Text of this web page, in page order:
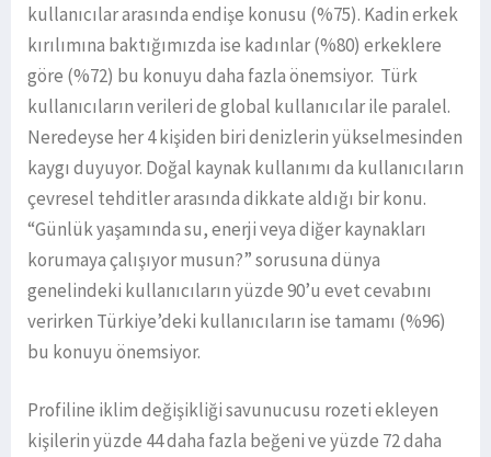
kullanıcılar arasında endişe konusu (%75). Kadin erkek
kırılımına baktığımızda ise kadınlar (%80) erkeklere
göre (%72) bu konuyu daha fazla önemsiyor. Türk
kullanıcıların verileri de global kullanıcılar ile paralel.
Neredeyse her 4 kişiden biri denizlerin yükselmesinden
kaygı duyuyor. Doğal kaynak kullanımı da kullanıcıların
çevresel tehditler arasında dikkate aldığı bir konu.
“Günlük yaşamında su, enerji veya diğer kaynakları
korumaya çalışıyor musun?” sorusuna dünya
genelindeki kullanıcıların yüzde 90’u evet cevabını
verirken Türkiye’deki kullanıcıların ise tamamı (%96)
bu konuyu önemsiyor.
Profiline iklim değişikliği savunucusu rozeti ekleyen
kişilerin yüzde 44 daha fazla beğeni ve yüzde 72 daha